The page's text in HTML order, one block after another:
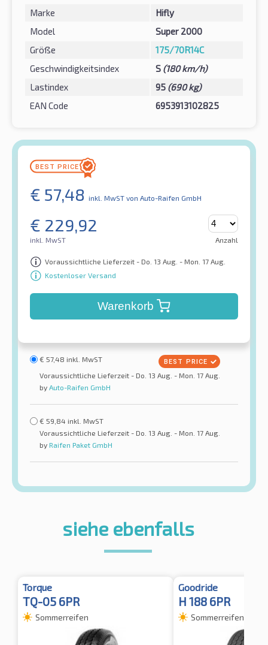
Marke
Hifly
Model
Super 2000
Größe
175/70R14C
Geschwindigkeitsindex
S (180 km/h)
Lastindex
95 (690 kg)
EAN Code
6953913102825
€ 57,48 inkl. MwST von Auto-Raifen GmbH
€ 229,92
inkl. MwST Anzahl
Voraussichtliche Lieferzeit - Do. 13 Aug. - Mon. 17 Aug.
Kostenloser Versand
Warenkorb
€ 57,48 inkl. MwST
Voraussichtliche Lieferzeit - Do. 13 Aug. - Mon. 17 Aug.
by Auto-Raifen GmbH
€ 59,84 inkl. MwST
Voraussichtliche Lieferzeit - Do. 13 Aug. - Mon. 17 Aug.
by Raifen Paket GmbH
siehe ebenfalls
Torque
TQ-05 6PR
Sommerreifen
Goodride
H 188 6PR
Sommerreifen